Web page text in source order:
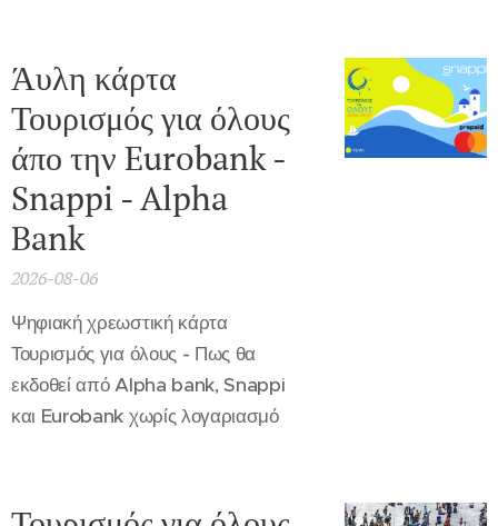
Άυλη κάρτα
Τουρισμός για όλους
άπο την Eurobank -
Snappi - Alpha
Bank
2026-08-06
Ψηφιακή χρεωστική κάρτα
Τουρισμός για όλους - Πως θα
εκδοθεί από Alpha bank, Snappi
και Eurobank χωρίς λογαριασμό